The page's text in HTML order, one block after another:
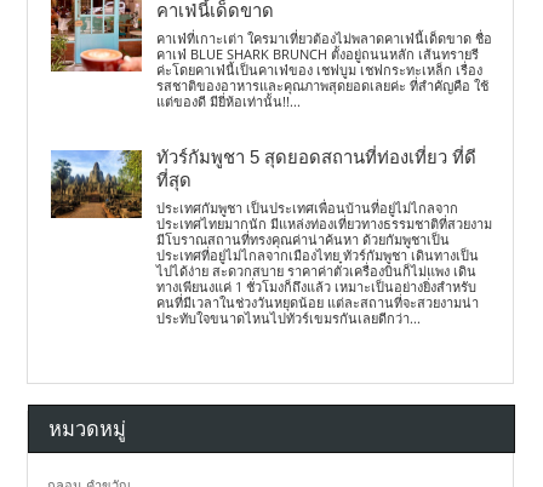
คาเฟ่นี้เด็ดขาด
คาเฟ่ที่เกาะเต่า ใครมาเที่ยวต้องไม่พลาดคาเฟ่นี้เด็ดขาด ชื่อ
คาเฟ่ BLUE SHARK BRUNCH ตั้งอยู่ถนนหลัก เส้นทรายรี
ค่ะโดยคาเฟ่นี้เป็นคาเฟ่ของ เชฟบูม เชฟกระทะเหล็ก เรื่อง
รสชาติของอาหารและคุณภาพสุดยอดเลยค่ะ ที่สำคัญคือ ใช้
แต่ของดี มียี่ห้อเท่านั้น!!...
ทัวร์กัมพูชา 5 สุดยอดสถานที่ท่องเที่ยว ที่ดี
ที่สุด
ประเทศกัมพูชา เป็นประเทศเพื่อนบ้านที่อยู่ไม่ไกลจาก
ประเทศไทยมากนัก มีแหล่งท่องเที่ยวทางธรรมชาติที่สวยงาม
มีโบราณสถานที่ทรงคุณค่าน่าค้นหา ด้วยกัมพูชาเป็น
ประเทศที่อยู่ไม่ไกลจากเมืองไทย ทัวร์กัมพูชา เดินทางเป็น
ไปได้ง่าย สะดวกสบาย ราคาค่าตั๋วเครื่องบินก็ไม่แพง เดิน
ทางเพียนงแค่ 1 ชั่วโมงก็ถึงแล้ว เหมาะเป็นอย่างยิ่งสำหรับ
คนที่มีเวลาในช่วงวันหยุดน้อย แต่ละสถานที่จะสวยงามน่า
ประทับใจขนาดไหนไปทัวร์เขมรกันเลยดีกว่า...
หมวดหมู่